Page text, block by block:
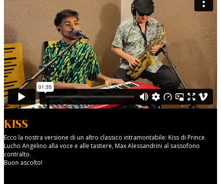
KISS
Ecco la nostra versione di un altro classico intramontabile: Kiss di Prince.
Lucho Angelino alla voce e alle tastiere, Max Alessandrini al sassofono
contralto.
Buon ascolto!